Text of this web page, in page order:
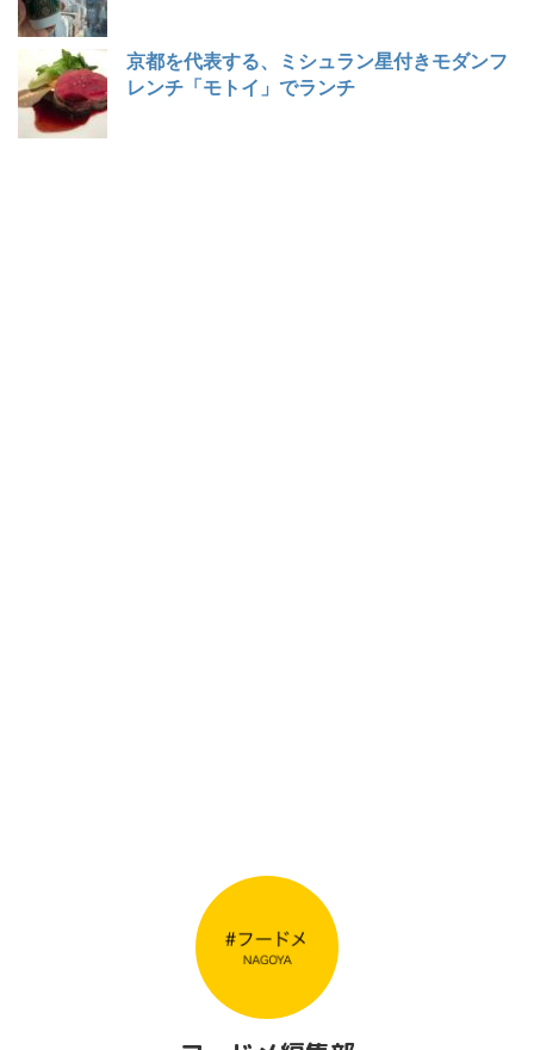
京都を代表する、ミシュラン星付きモダンフ
レンチ「モトイ」でランチ